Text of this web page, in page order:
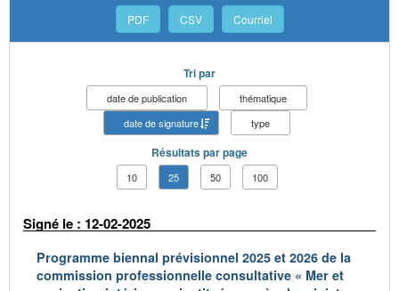
PDF CSV Courriel
Tri par
date de publication
thématique
date de signature
type
Résultats par page
10 25 50 100
Signé le : 12-02-2025
Programme biennal prévisionnel 2025 et 2026 de la
commission professionnelle consultative « Mer et